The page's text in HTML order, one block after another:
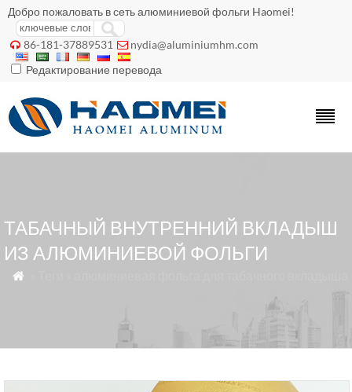
Добро пожаловать в сеть алюминиевой фольги Haomei!
 86-181-37889531  nydia@aluminiumhm.com
Редактирование перевода
ТАБАЧНЫЙ ВНУТРЕННИЙ ВКЛАДЫШ
ИЗ АЛЮМИНИЕВОЙ ФОЛЬГИ
